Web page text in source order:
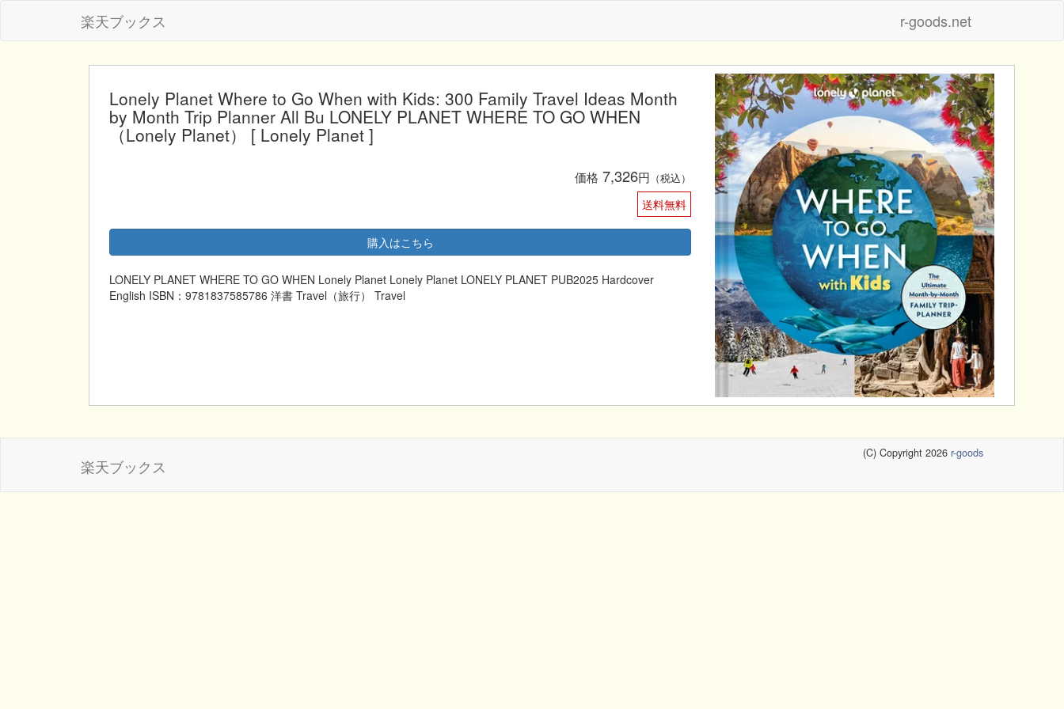
楽天ブックス r-goods.net
Lonely Planet Where to Go When with Kids: 300 Family Travel Ideas Month
by Month Trip Planner All Bu LONELY PLANET WHERE TO GO WHEN
（Lonely Planet） [ Lonely Planet ]
価格 7,326円 （税込）
送料無料
購入はこちら
LONELY PLANET WHERE TO GO WHEN Lonely Planet Lonely Planet LONELY PLANET PUB2025 Hardcover
English ISBN：9781837585786 洋書 Travel（旅行） Travel
楽天ブックス
(C) Copyright 2026 r-goods